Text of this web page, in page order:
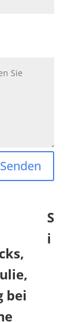
Senden
S
i